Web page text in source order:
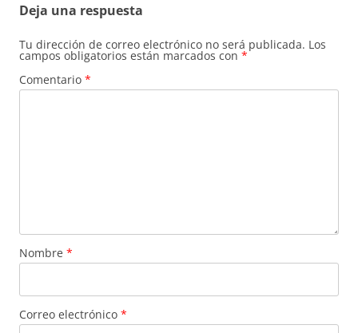
Deja una respuesta
Tu dirección de correo electrónico no será publicada. Los
campos obligatorios están marcados con *
Comentario *
Nombre *
Correo electrónico *